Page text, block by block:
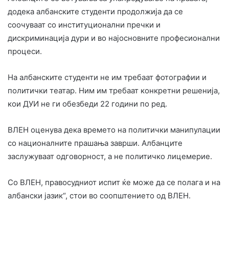
додека албанските студенти продолжија да се
соочуваат со институционални пречки и
дискриминација дури и во најосновните професионални
процеси.
На албанските студенти не им требаат фотографии и
политички театар. Ним им требаат конкретни решенија,
кои ДУИ не ги обезбеди 22 години по ред.
ВЛЕН оценува дека времето на политички манипулации
со националните прашања заврши. Албанците
заслужуваат одговорност, а не политичко лицемерие.
Со ВЛЕН, правосудниот испит ќе може да се полага и на
албански јазик“, стои во соопштението од ВЛЕН.